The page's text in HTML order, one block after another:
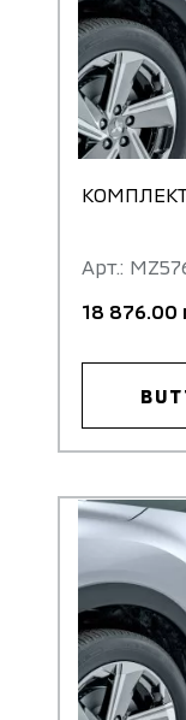
Арт.:
18 876.00